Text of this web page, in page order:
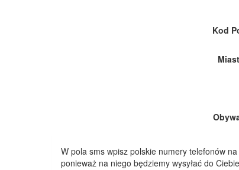
Kod
W pola sms wpisz polskie numery telefonów
ponieważ na niego będziemy wysyłać do